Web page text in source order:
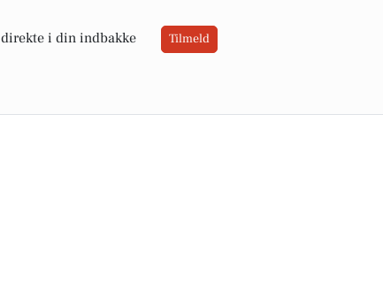
direkte i din indbakke Tilmeld